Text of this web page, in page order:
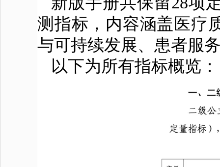
测指标，内容涵盖医疗
与可持续发展、患者服
以下为所有指标概览：